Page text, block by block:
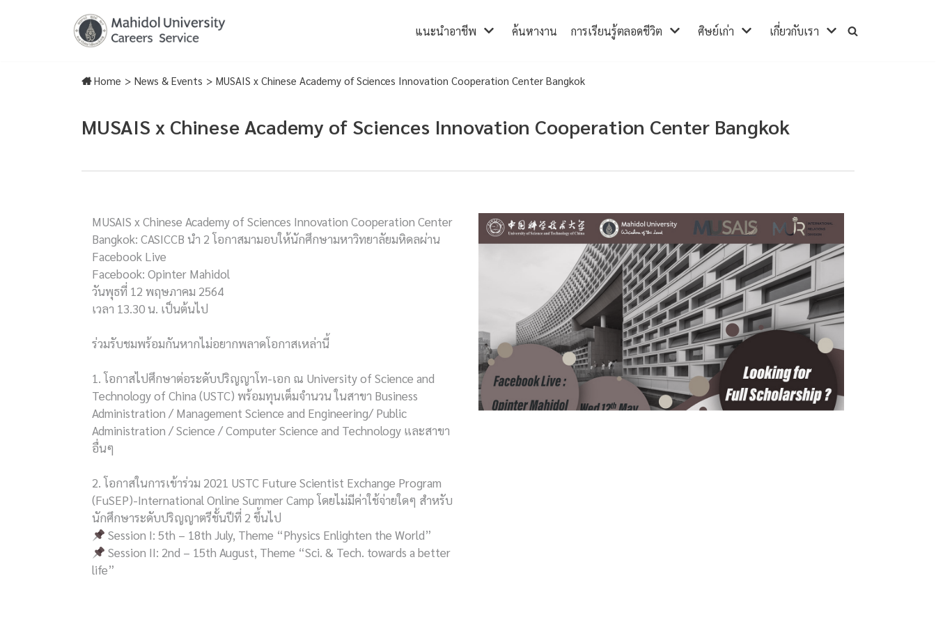
แนะนำอาชีพ ค้นหางาน การเรียนรู้ตลอดชีวิต ศิษย์เก่า เกี่ยวกับเรา
Home > News & Events > MUSAIS x Chinese Academy of Sciences Innovation Cooperation Center Bangkok
MUSAIS x Chinese Academy of Sciences Innovation Cooperation Center Bangkok
MUSAIS x Chinese Academy of Sciences Innovation Cooperation Center
Bangkok: CASICCB นำ 2 โอกาสมามอบให้นักศึกษามหาวิทยาลัยมหิดลผ่าน
Facebook Live
Facebook: Opinter Mahidol
วันพุธที่ 12 พฤษภาคม 2564
เวลา 13.30 น. เป็นต้นไป
ร่วมรับชมพร้อมกันหากไม่อยากพลาดโอกาสเหล่านี้
1. โอกาสไปศึกษาต่อระดับปริญญาโท-เอก ณ University of Science and
Technology of China (USTC) พร้อมทุนเต็มจำนวน ในสาขา Business
Administration / Management Science and Engineering/ Public
Administration / Science / Computer Science and Technology และสาขา
อื่นๆ
2. โอกาสในการเข้าร่วม 2021 USTC Future Scientist Exchange Program
(FuSEP)-International Online Summer Camp โดยไม่มีค่าใช้จ่ายใดๆ สำหรับ
นักศึกษาระดับปริญญาตรีชั้นปีที่ 2 ขึ้นไป
Session I: 5th – 18th July, Theme “Physics Enlighten the World”
Session II: 2nd – 15th August, Theme “Sci. & Tech. towards a better
life”